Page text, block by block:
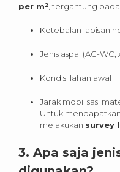
per m² , tergantung
Ketebalan lapisan
Jenis aspal (AC-
Kondisi lahan awal
Jarak mobilisasi
Untuk
melakukan survey
3. Apa saja